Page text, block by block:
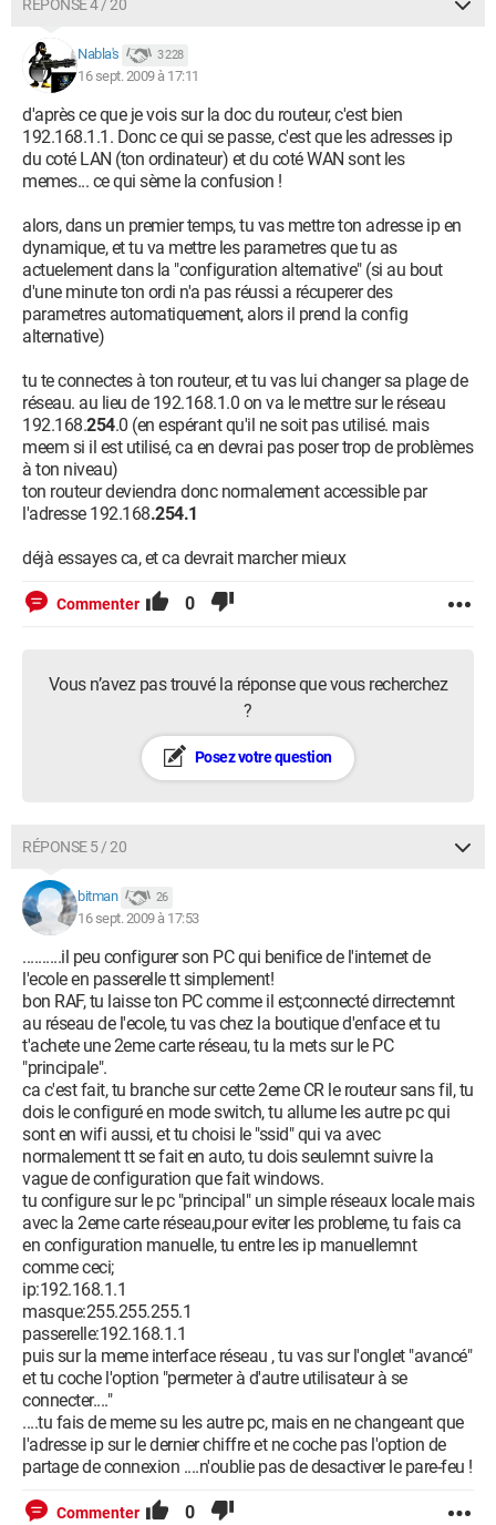
RÉPONSE 4 / 20
Nabla's 3 228
16 sept. 2009 à 17:11
d'après ce que je vois sur la doc du routeur, c'est bien
192.168.1.1. Donc ce qui se passe, c'est que les adresses ip
du coté LAN (ton ordinateur) et du coté WAN sont les
memes... ce qui sème la confusion !
alors, dans un premier temps, tu vas mettre ton adresse ip en
dynamique, et tu va mettre les parametres que tu as
actuelement dans la "configuration alternative" (si au bout
d'une minute ton ordi n'a pas réussi a récuperer des
parametres automatiquement, alors il prend la config
alternative)
tu te connectes à ton routeur, et tu vas lui changer sa plage de
réseau. au lieu de 192.168.1.0 on va le mettre sur le réseau
192.168.254.0 (en espérant qu'il ne soit pas utilisé. mais
meem si il est utilisé, ca en devrai pas poser trop de problèmes
à ton niveau)
ton routeur deviendra donc normalement accessible par
l'adresse 192.168.254.1
déjà essayes ca, et ca devrait marcher mieux
Commenter 0
Vous n’avez pas trouvé la réponse que vous recherchez
?
Posez votre question
RÉPONSE 5 / 20
bitman 26
16 sept. 2009 à 17:53
..........il peu configurer son PC qui benifice de l'internet de
l'ecole en passerelle tt simplement!
bon RAF, tu laisse ton PC comme il est;connecté dirrectemnt
au réseau de l'ecole, tu vas chez la boutique d'enface et tu
t'achete une 2eme carte réseau, tu la mets sur le PC
"principale".
ca c'est fait, tu branche sur cette 2eme CR le routeur sans fil, tu
dois le configuré en mode switch, tu allume les autre pc qui
sont en wifi aussi, et tu choisi le "ssid" qui va avec
normalement tt se fait en auto, tu dois seulemnt suivre la
vague de configuration que fait windows.
tu configure sur le pc "principal" un simple réseaux locale mais
avec la 2eme carte réseau,pour eviter les probleme, tu fais ca
en configuration manuelle, tu entre les ip manuellemnt
comme ceci;
ip:192.168.1.1
masque:255.255.255.1
passerelle:192.168.1.1
puis sur la meme interface réseau , tu vas sur l'onglet "avancé"
et tu coche l'option "permeter à d'autre utilisateur à se
connecter...."
....tu fais de meme su les autre pc, mais en ne changeant que
l'adresse ip sur le dernier chiffre et ne coche pas l'option de
partage de connexion ....n'oublie pas de desactiver le pare-feu !
Commenter 0